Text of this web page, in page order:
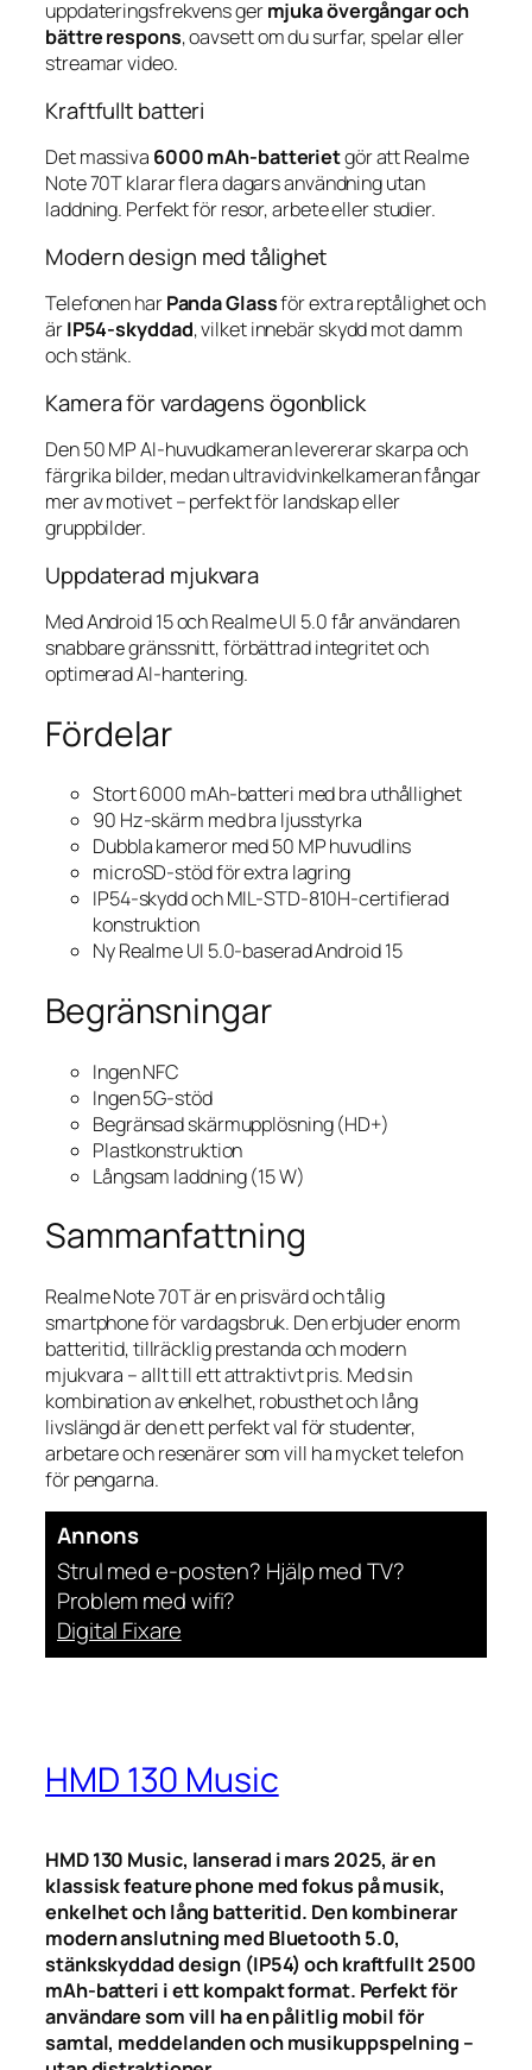
uppdateringsfrekvens germjuka övergångar och
bättre respons, oavsett om du surfar, spelar eller
streamar video.
Kraftfullt batteri
Det massiva 6000 mAh-batterietgör att Realme
Note 70T klarar flera dagars användning utan
laddning. Perfekt för resor, arbete eller studier.
Modern design med tålighet
Telefonen harPanda Glassför extra reptålighet och
ärIP54-skyddad, vilket innebär skydd mot damm
och stänk.
Kamera för vardagens ögonblick
Den 50 MP AI-huvudkameran levererar skarpa och
färgrika bilder, medan ultravidvinkelkameran fångar
mer av motivet – perfekt för landskap eller
gruppbilder.
Uppdaterad mjukvara
Med Android 15 och Realme UI 5.0 får användaren
snabbare gränssnitt, förbättrad integritet och
optimerad AI-hantering.
Fördelar
Stort 6000 mAh-batteri med bra uthållighet
90 Hz-skärm med bra ljusstyrka
Dubbla kameror med 50 MP huvudlins
microSD-stöd för extra lagring
IP54-skydd och MIL-STD-810H-certifierad
konstruktion
Ny Realme UI 5.0-baserad Android 15
Begränsningar
Ingen NFC
Ingen 5G-stöd
Begränsad skärmupplösning (HD+)
Plastkonstruktion
Långsam laddning (15 W)
Sammanfattning
Realme Note 70T är en prisvärd och tålig
smartphone för vardagsbruk. Den erbjuder enorm
batteritid, tillräcklig prestanda och modern
mjukvara – allt till ett attraktivt pris. Med sin
kombination av enkelhet, robusthet och lång
livslängd är den ett perfekt val för studenter,
arbetare och resenärer som vill ha mycket telefon
för pengarna.
Annons
Strul med e-posten? Hjälp med TV?
Problem med wifi?
Digital Fixare
HMD 130 Music
HMD 130 Music, lanserad i mars 2025, är en
klassisk feature phone med fokus på musik,
enkelhet och lång batteritid. Den kombinerar
modern anslutning med Bluetooth 5.0,
stänkskyddad design (IP54) och kraftfullt 2500
mAh-batteri i ett kompakt format. Perfekt för
användare som vill ha en pålitlig mobil för
samtal, meddelanden och musikuppspelning –